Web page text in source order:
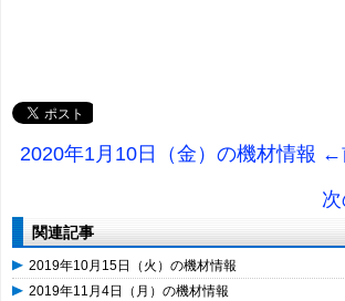
2020年1月10日（金）の機材情報
関連記事
2019年10月15日（火）の機材情報
2019年11月4日（月）の機材情報